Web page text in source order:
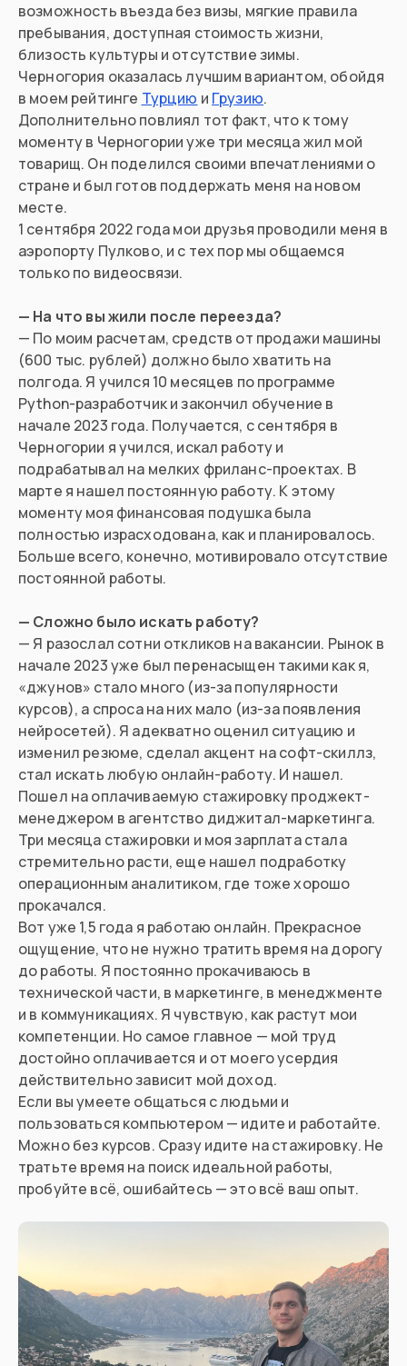
возможность въезда без визы, мягкие правила
пребывания, доступная стоимость жизни,
близость культуры и отсутствие зимы.
Черногория оказалась лучшим вариантом, обойдя
в моем рейтинге Турцию и Грузию.
Дополнительно повлиял тот факт, что к тому
моменту в Черногории уже три месяца жил мой
товарищ. Он поделился своими впечатлениями о
стране и был готов поддержать меня на новом
месте.
1 сентября 2022 года мои друзья проводили меня в
аэропорту Пулково, и с тех пор мы общаемся
только по видеосвязи.
— На что вы жили после переезда?
— По моим расчетам, средств от продажи машины
(600 тыс. рублей) должно было хватить на
полгода. Я учился 10 месяцев по программе
Python-разработчик и закончил обучение в
начале 2023 года. Получается, с сентября в
Черногории я учился, искал работу и
подрабатывал на мелких фриланс-проектах. В
марте я нашел постоянную работу. К этому
моменту моя финансовая подушка была
полностью израсходована, как и планировалось.
Больше всего, конечно, мотивировало отсутствие
постоянной работы.
— Сложно было искать работу?
— Я разослал сотни откликов на вакансии. Рынок в
начале 2023 уже был перенасыщен такими как я,
«джунов» стало много (из-за популярности
курсов), а спроса на них мало (из-за появления
нейросетей). Я адекватно оценил ситуацию и
изменил резюме, сделал акцент на софт-скиллз,
стал искать любую онлайн-работу. И нашел.
Пошел на оплачиваемую стажировку проджект-
менеджером в агентство диджитал-маркетинга.
Три месяца стажировки и моя зарплата стала
стремительно расти, еще нашел подработку
операционным аналитиком, где тоже хорошо
прокачался.
Вот уже 1,5 года я работаю онлайн. Прекрасное
ощущение, что не нужно тратить время на дорогу
до работы. Я постоянно прокачиваюсь в
технической части, в маркетинге, в менеджменте
и в коммуникациях. Я чувствую, как растут мои
компетенции. Но самое главное — мой труд
достойно оплачивается и от моего усердия
действительно зависит мой доход.
Если вы умеете общаться с людьми и
пользоваться компьютером — идите и работайте.
Можно без курсов. Сразу идите на стажировку. Не
тратьте время на поиск идеальной работы,
пробуйте всё, ошибайтесь — это всё ваш опыт.